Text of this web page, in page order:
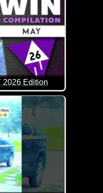
2026 Edition
des Monats April in 15